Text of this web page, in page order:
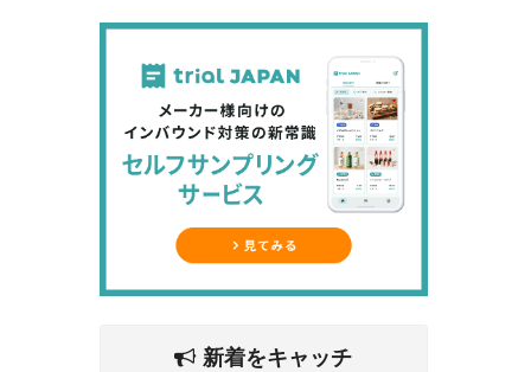
新着をキャッチ